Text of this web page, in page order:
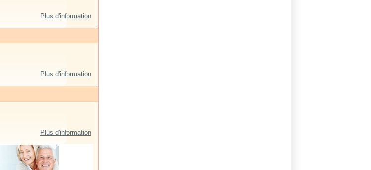
Plus d'information
Plus d'information
Plus d'information